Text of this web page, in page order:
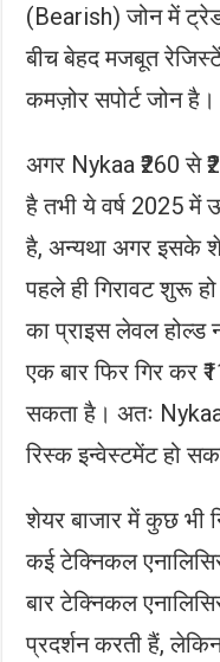
(Bearish) जोन में
बीच बेहद मजबूत
कमज़ोर सपोर्ट जोन है।
अगर Nykaa ₹260 से
है तभी ये वर्ष 2025
है, अन्यथा अगर इसके
पहले ही गिरावट शुरू
का प्राइस लेवल होल्ड
एक बार फिर गिर कर
सकता है। अतः
रिस्क इन्वेस्टमेंट हो
शेयर बाजार में कुछ भी
कई टेक्निकल
बार टेक्निकल
प्रदर्शन करती हैं,